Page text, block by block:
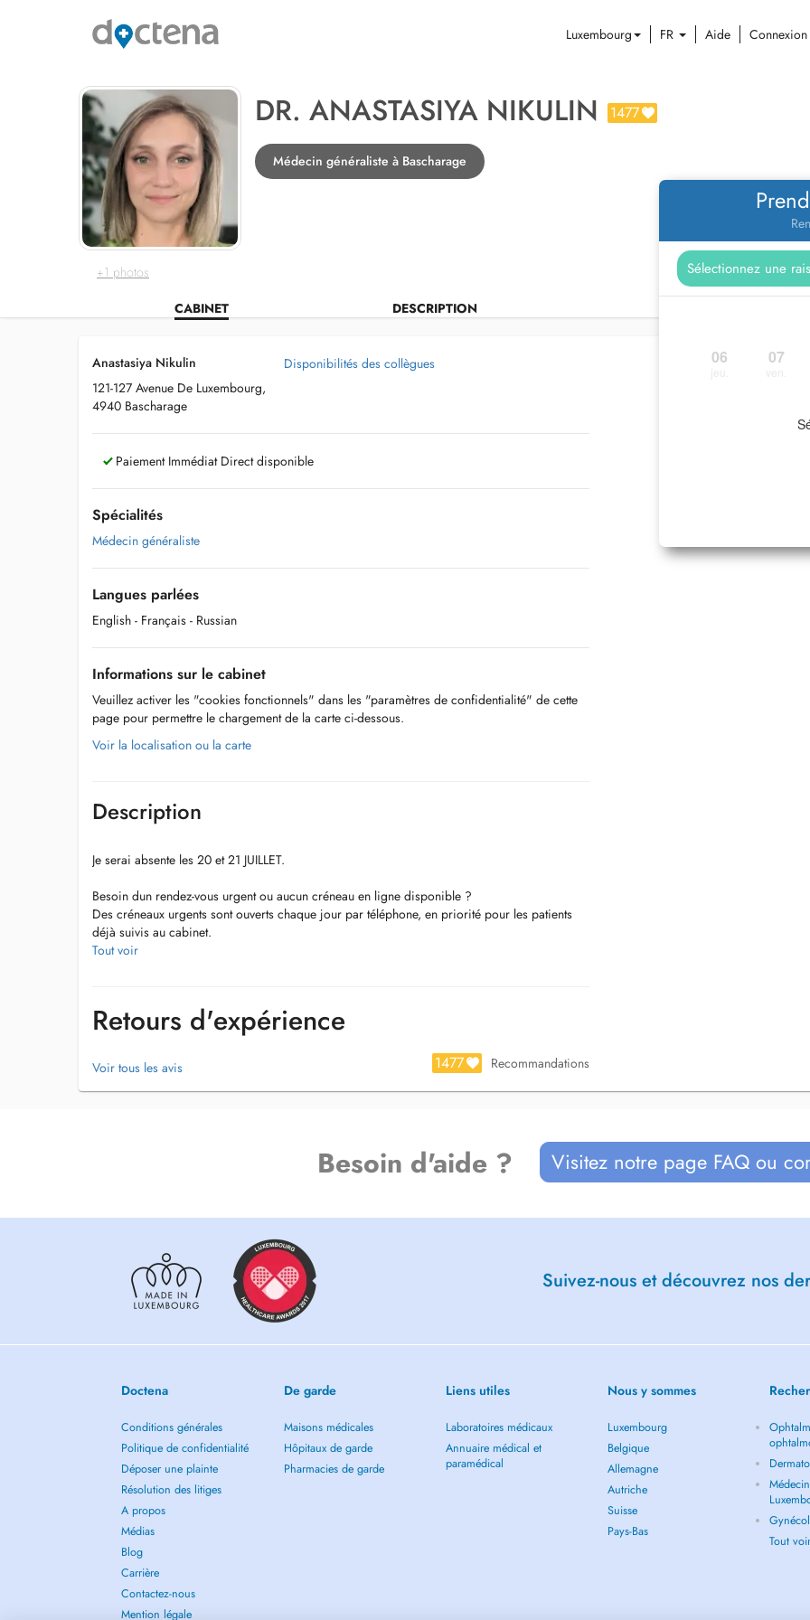
Luxembourg FR Aide Connexion
+1 photos
DR. ANASTASIYA NIKULIN 1477
Médecin généraliste à Bascharage
CABINET DESCRIPTION
06 07
Anastasiya Nikulin
121-127 Avenue De Luxembourg,
4940 Bascharage
Disponibilités des collègues
Paiement Immédiat Direct disponible
Spécialités
Médecin généraliste
Langues parlées
English - Français - Russian
Informations sur le cabinet
Veuillez activer les "cookies fonctionnels" dans les "paramètres de confidentialité" de cette
page pour permettre le chargement de la carte ci-dessous.
Voir la localisation ou la carte
Description
Je serai absente les 20 et 21 JUILLET.
Besoin dun rendez-vous urgent ou aucun créneau en ligne disponible ?
Des créneaux urgents sont ouverts chaque jour par téléphone, en priorité pour les patients
déjà suivis au cabinet.
Secrétariat : (+352) 27 935 933
Consultation uniquement sur rendez-vous.
Merci pour votre compréhension et votre confiance.
Tout voir
Retours d'expérience
Voir tous les avis 1477 Recommandations
Besoin d'aide ? Visitez notre page FAQ ou
Suivez-nous et découvrez nos
Doctena
Conditions générales
Politique de confidentialité
Déposer une plainte
Résolution des litiges
A propos
Médias
Blog
Carrière
Contactez-nous
Mention légale
De garde
Maisons médicales
Hôpitaux de garde
Pharmacies de garde
Liens utiles
Laboratoires médicaux
Annuaire médical et
paramédical
Nous y sommes
Luxembourg
Belgique
Allemagne
Autriche
Suisse
Pays-Bas
Tout